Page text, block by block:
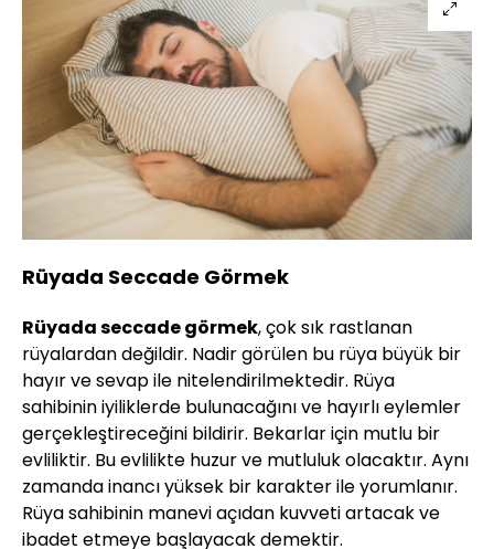
Rüyada Seccade Görmek
Rüyada seccade görmek, çok sık rastlanan
rüyalardan değildir. Nadir görülen bu rüya büyük bir
hayır ve sevap ile nitelendirilmektedir. Rüya
sahibinin iyiliklerde bulunacağını ve hayırlı eylemler
gerçekleştireceğini bildirir. Bekarlar için mutlu bir
evliliktir. Bu evlilikte huzur ve mutluluk olacaktır. Aynı
zamanda inancı yüksek bir karakter ile yorumlanır.
Rüya sahibinin manevi açıdan kuvveti artacak ve
ibadet etmeye başlayacak demektir.